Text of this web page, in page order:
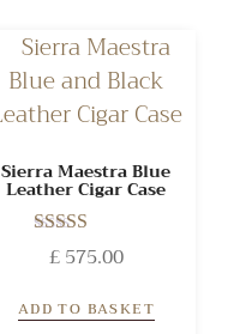
Sierra Maestra Blue
Leather Cigar Case
Rated
5.00
£575.00
ADD TO BASKET